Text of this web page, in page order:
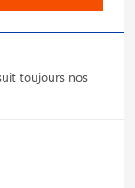
toujours nos